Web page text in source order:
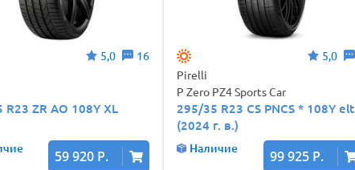
5,0
16
R23 ZR AO 108Y XL
59 920 Р.
5,0
Pirelli
P Zero PZ4 Sports Car
295/35 R23 CS PNCS * 108Y elt
(2024 г. в.)
Наличие 99 925 Р.